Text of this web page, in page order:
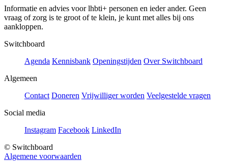
Informatie en advies voor lhbti+ personen en ieder ander. Geen
vraag of zorg is te groot of te klein, je kunt met alles bij ons
aankloppen.
Switchboard
Agenda Kennisbank Openingstijden Over Switchboard
Algemeen
Contact Doneren Vrijwilliger worden Veelgestelde vragen
Social media
Instagram Facebook LinkedIn
© Switchboard
Algemene voorwaarden